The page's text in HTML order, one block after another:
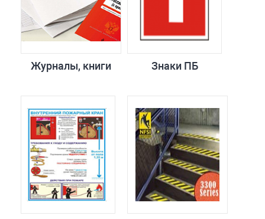
Журналы, книги Знаки ПБ